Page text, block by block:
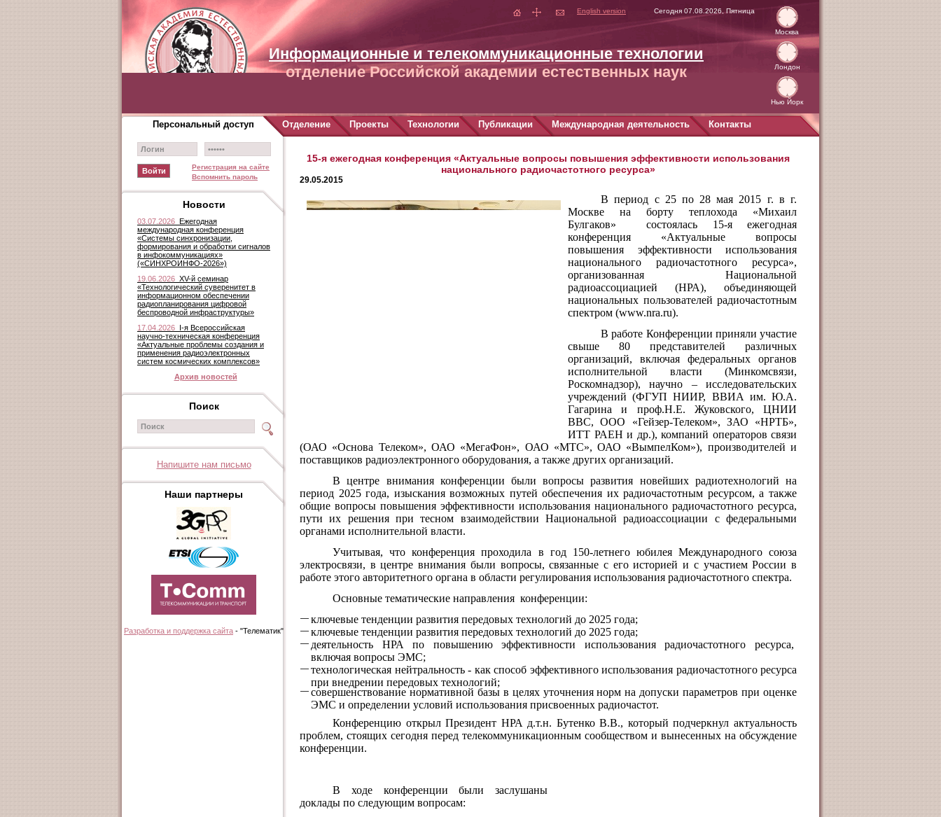
English version Сегодня 07.08.2026, Пятница
Москва
Лондон
Нью Йорк
Информационные и телекоммуникационные технологии
отделение Российской академии естественных наук
Регистрация на сайте
Вспомнить пароль
Новости
03.07.2026 Ежегодная
международная конференция
«Системы синхронизации,
формирования и обработки сигналов
в инфокоммуникациях»
(«СИНХРОИНФО-2026»)
19.06.2026 XV-й семинар
«Технологический суверенитет в
информационном обеспечении
радиопланирования цифровой
беспроводной инфраструктуры»
17.04.2026 I-я Всероссийская
научно-техническая конференция
«Актуальные проблемы создания и
применения радиоэлектронных
систем космических комплексов»
Архив новостей
Поиск
Напишите нам письмо
Наши партнеры
Разработка и поддержка сайта - "Телематик"
15-я ежегодная конференция «Актуальные вопросы повышения эффективности использования
национального радиочастотного ресурса»
29.05.2015
В период с 25 по 28 мая 2015 г. в г.
Москве на борту теплохода «Михаил
Булгаков» состоялась 15-я ежегодная
конференция «Актуальные вопросы
повышения эффективности использования
национального радиочастотного ресурса»,
организованная Национальной
радиоассоциацией (НРА), объединяющей
национальных пользователей радиочастотным
спектром (www.nra.ru).
В работе Конференции приняли участие
свыше 80 представителей различных
организаций, включая федеральных органов
исполнительной власти (Минкомсвязи,
Роскомнадзор), научно – исследовательских
учреждений (ФГУП НИИР, ВВИА им. Ю.А.
Гагарина и проф.Н.Е. Жуковского, ЦНИИ
ВВС, ООО «Гейзер-Телеком», ЗАО «НРТБ»,
ИТТ РАЕН и др.), компаний операторов связи
(ОАО «Основа Телеком», ОАО «МегаФон», ОАО «МТС», ОАО «ВымпелКом»), производителей и
поставщиков радиоэлектронного оборудования, а также других организаций.
В центре внимания конференции были вопросы развития новейших радиотехнологий на
период 2025 года, изыскания возможных путей обеспечения их радиочастотным ресурсом, а также
общие вопросы повышения эффективности использования национального радиочастотного ресурса,
пути их решения при тесном взаимодействии Национальной радиоассоциации с федеральными
органами исполнительной власти.
Учитывая, что конференция проходила в год 150-летнего юбилея Международного союза
электросвязи, в центре внимания были вопросы, связанные с его историей и с участием России в
работе этого авторитетного органа в области регулирования использования радиочастотного спектра.
Основные тематические направления конференции:
ключевые тенденции развития передовых технологий до 2025 года;
ключевые тенденции развития передовых технологий до 2025 года;
деятельность НРА по повышению эффективности использования радиочастотного ресурса,
включая вопросы ЭМС;
технологическая нейтральность - как способ эффективного использования радиочастотного ресурса
при внедрении передовых технологий;
совершенствование нормативной базы в целях уточнения норм на допуски параметров при оценке
ЭМС и определении условий использования присвоенных радиочастот.
Конференцию открыл Президент НРА д.т.н. Бутенко В.В., который подчеркнул актуальность
проблем, стоящих сегодня перед телекоммуникационным сообществом и вынесенных на обсуждение
конференции.
В ходе конференции были заслушаны
доклады по следующим вопросам:
Персональный доступ Отделение Проекты Технологии Публикации Международная деятельность Контакты